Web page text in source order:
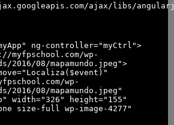
ajax/libs/
ng-controller="myCtrl">
myfpschool.com/wp-
2016/08/mapamundo.jpeg">
wp-
2016/08/mapamundo.jpeg"
width="326" height="155"
size-full wp-image-4277"